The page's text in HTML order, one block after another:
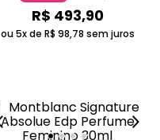
Montblanc
R$ 493,90
ou 5x de R$ 98,78 sem juros